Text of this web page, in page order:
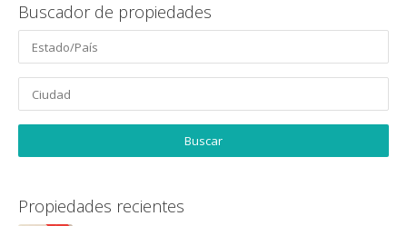
Buscador de propiedades
Propiedades recientes